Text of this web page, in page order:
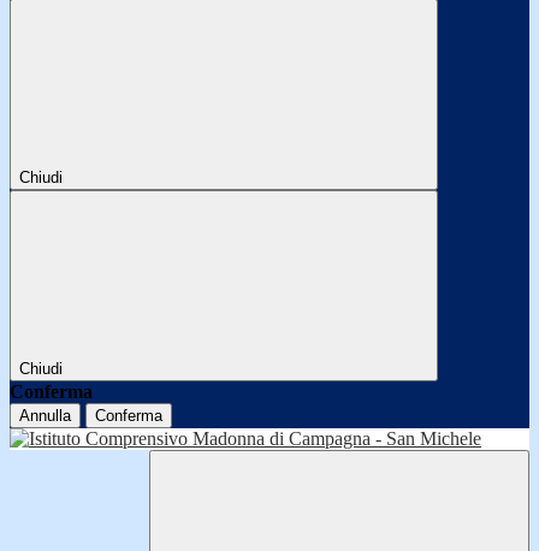
Chiudi
Chiudi
Conferma
Annulla Conferma